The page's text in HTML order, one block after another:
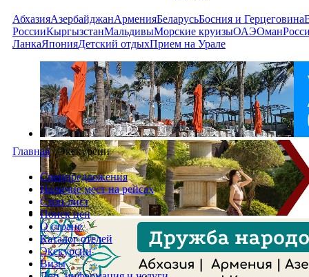
АбхазияАзербайджанАрменияБеларусьБосния и Герцеговина
РоссииКыргызстанМальдивыМорские круизыОАЭОман
ЛанкаЯпонияДетский отдыхПрием на Урале
Главная /Экскурсии
Спецпредложения
Наличие мест на рейсах
Стоп-лист
Поиск цен
О стране
Каталог отелей
Экскурсии
Визы